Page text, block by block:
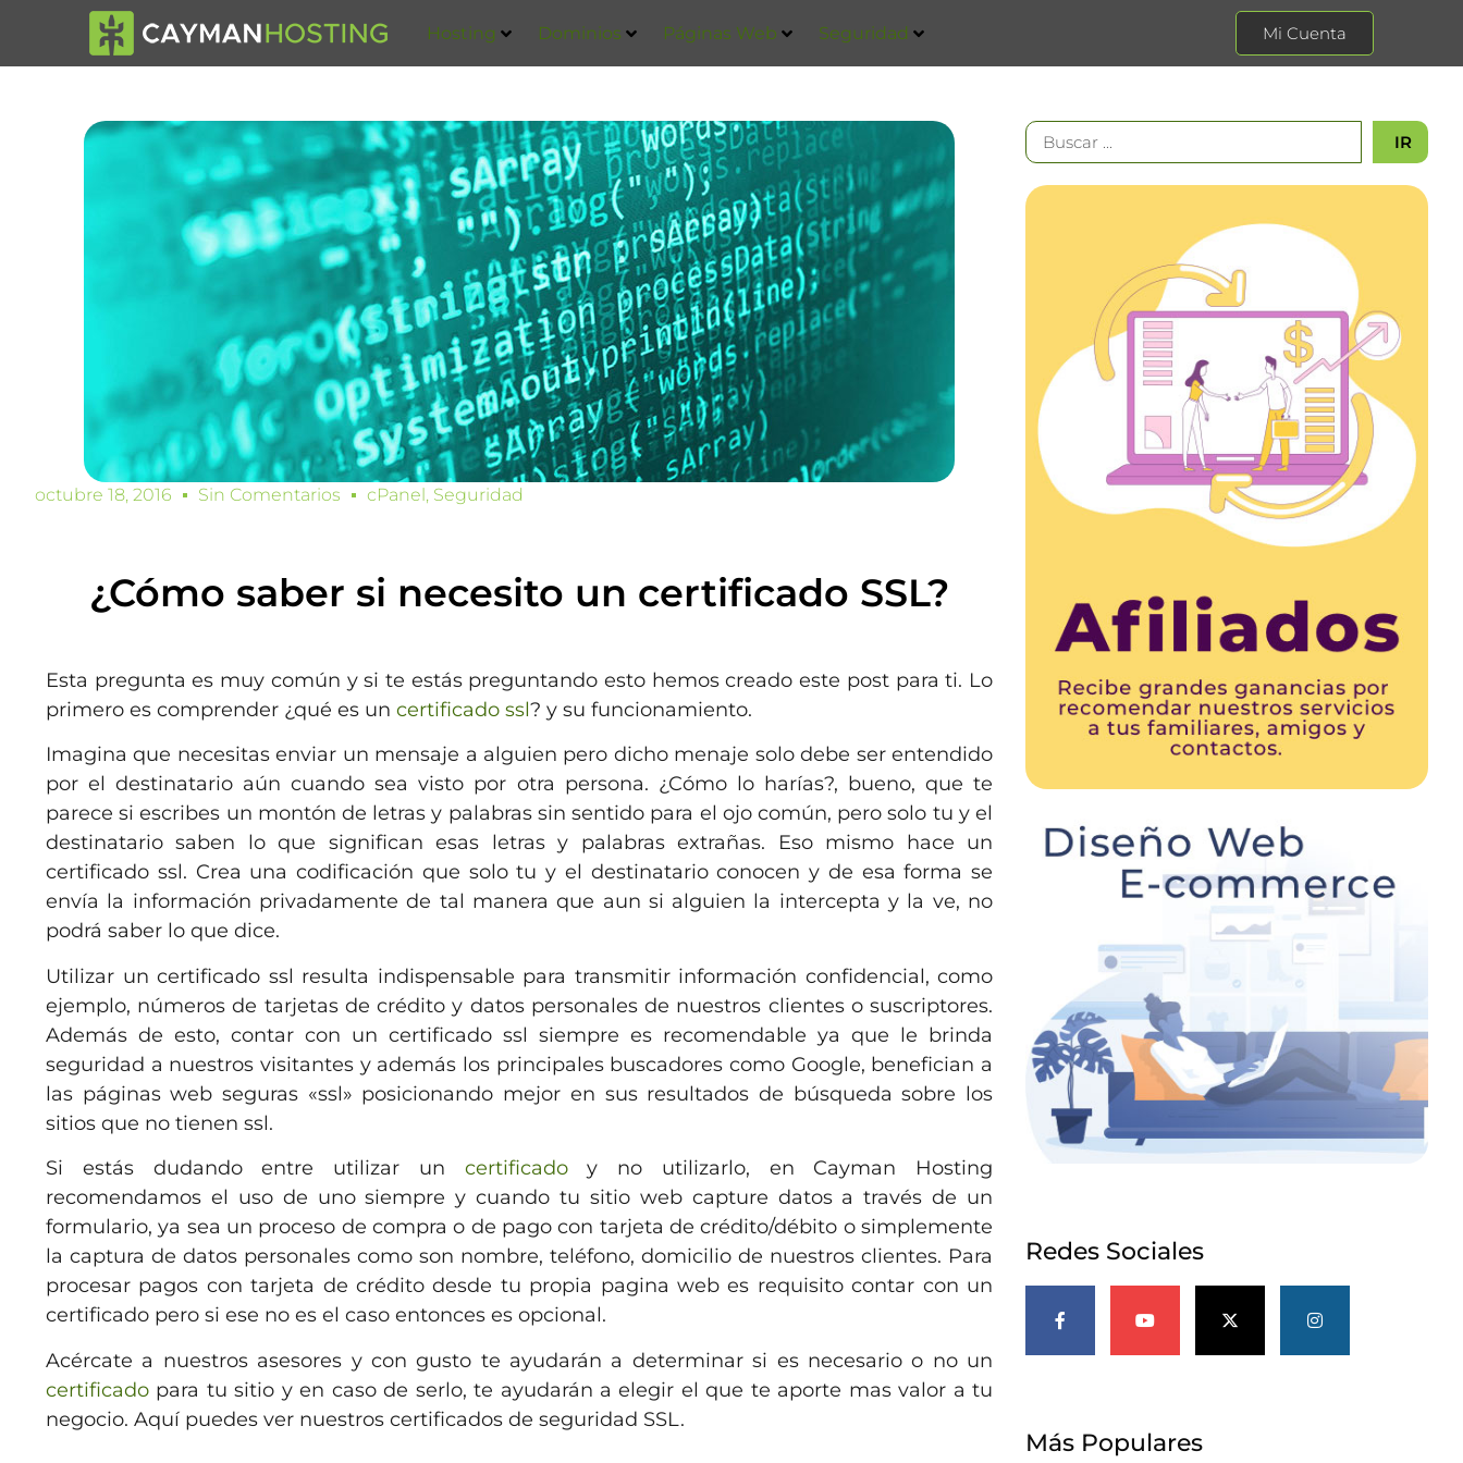
Hosting Dominios Páginas Web Seguridad Mi Cuenta
octubre 18, 2016 Sin Comentarios cPanel, Seguridad
¿Cómo saber si necesito un certificado SSL?
Esta pregunta es muy común y si te estás preguntando esto hemos creado este post para ti. Lo
primero es comprender ¿qué es un certificado ssl? y su funcionamiento.
Imagina que necesitas enviar un mensaje a alguien pero dicho menaje solo debe ser entendido
por el destinatario aún cuando sea visto por otra persona. ¿Cómo lo harías?, bueno, que te
parece si escribes un montón de letras y palabras sin sentido para el ojo común, pero solo tu y el
destinatario saben lo que significan esas letras y palabras extrañas. Eso mismo hace un
certificado ssl. Crea una codificación que solo tu y el destinatario conocen y de esa forma se
envía la información privadamente de tal manera que aun si alguien la intercepta y la ve, no
podrá saber lo que dice.
Utilizar un certificado ssl resulta indispensable para transmitir información confidencial, como
ejemplo, números de tarjetas de crédito y datos personales de nuestros clientes o suscriptores.
Además de esto, contar con un certificado ssl siempre es recomendable ya que le brinda
seguridad a nuestros visitantes y además los principales buscadores como Google, benefician a
las páginas web seguras «ssl» posicionando mejor en sus resultados de búsqueda sobre los
sitios que no tienen ssl.
Si estás dudando entre utilizar un certificadoy no utilizarlo, en Cayman Hosting
recomendamos el uso de uno siempre y cuando tu sitio web capture datos a través de un
formulario, ya sea un proceso de compra o de pago con tarjeta de crédito/débito o simplemente
la captura de datos personales como son nombre, teléfono, domicilio de nuestros clientes. Para
procesar pagos con tarjeta de crédito desde tu propia pagina web es requisito contar con un
certificado pero si ese no es el caso entonces es opcional.
Acércate a nuestros asesores y con gusto te ayudarán a determinar si es necesario o no un
certificado para tu sitio y en caso de serlo, te ayudarán a elegir el que te aporte mas valor a tu
negocio. Aquí puedes ver nuestros certificados de seguridad SSL.
IR
Redes Sociales
Más Populares